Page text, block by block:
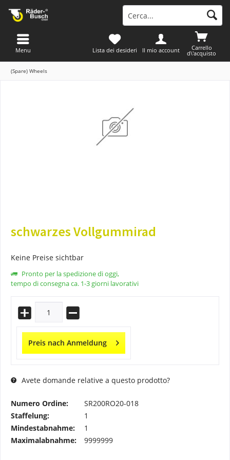
Carrello
d\'acquisto
Lista dei desideri Il mio account
Menu
(Spare) Wheels
schwarzes Vollgummirad
Keine Preise sichtbar
Pronto per la spedizione di oggi,
tempo di consegna ca. 1-3 giorni lavorativi
Preis nach Anmeldung
Avete domande relative a questo prodotto?
Numero Ordine:
SR200RO20-018
Staffelung:
1
Mindestabnahme:
1
Maximalabnahme:
9999999